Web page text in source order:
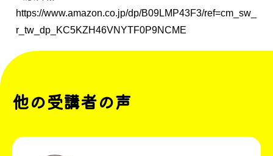
https://www.amazon.co.jp/dp/B09LMP43F3/ref=cm_sw_
r_tw_dp_KC5KZH46VNYTF0P9NCME
他の受講者の声